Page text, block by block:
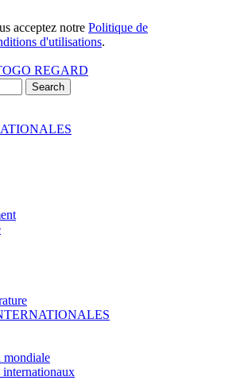
acceptez notre Politique de
d'utilisations.
mondiale
internationaux